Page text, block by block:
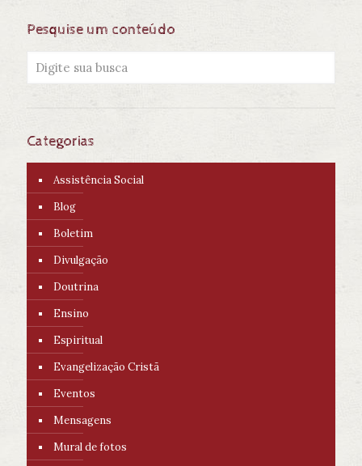
Pesquise um conteúdo
Categorias
Assistência Social
Blog
Boletim
Divulgação
Doutrina
Ensino
Espiritual
Evangelização Cristã
Eventos
Mensagens
Mural de fotos